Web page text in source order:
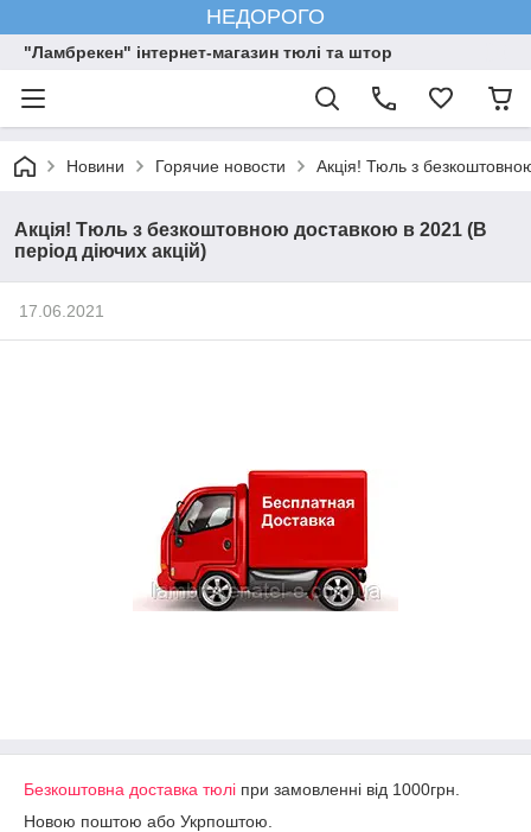
НЕДОРОГО
"Ламбрекен" інтернет-магазин тюлі та штор
Новини Горячие новости Акція! Тюль з
Акція! Тюль з безкоштовною доставкою в 2021 (В
період діючих акцій)
17.06.2021
Безкоштовна доставка тюлі при замовленні від 1000грн.
Новою поштою або Укрпоштою.